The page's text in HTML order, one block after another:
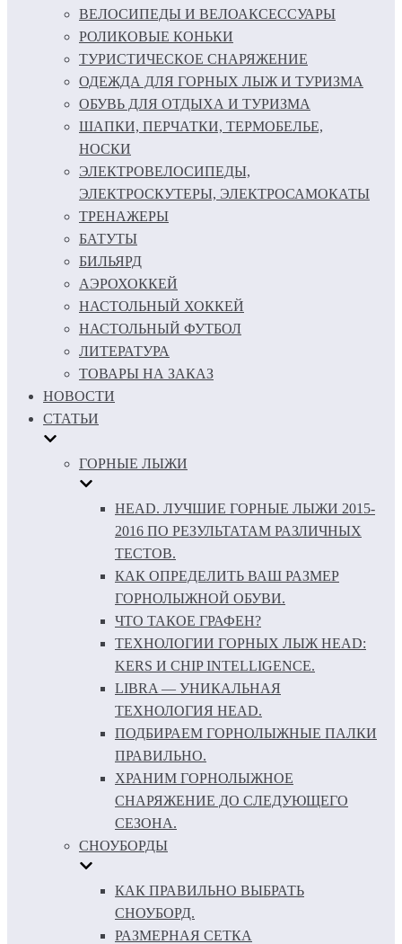
ВЕЛОСИПЕДЫ И ВЕЛОАКСЕССУАРЫ
РОЛИКОВЫЕ КОНЬКИ
ТУРИСТИЧЕСКОЕ СНАРЯЖЕНИЕ
ОДЕЖДА ДЛЯ ГОРНЫХ ЛЫЖ И ТУРИЗМА
ОБУВЬ ДЛЯ ОТДЫХА И ТУРИЗМА
ШАПКИ, ПЕРЧАТКИ, ТЕРМОБЕЛЬЕ,
НОСКИ
ЭЛЕКТРОВЕЛОСИПЕДЫ,
ЭЛЕКТРОСКУТЕРЫ, ЭЛЕКТРОСАМОКАТЫ
ТРЕНАЖЕРЫ
БАТУТЫ
БИЛЬЯРД
АЭРОХОККЕЙ
НАСТОЛЬНЫЙ ХОККЕЙ
НАСТОЛЬНЫЙ ФУТБОЛ
ЛИТЕРАТУРА
ТОВАРЫ НА ЗАКАЗ
НОВОСТИ
СТАТЬИ
ГОРНЫЕ ЛЫЖИ
HEAD. ЛУЧШИЕ ГОРНЫЕ ЛЫЖИ 2015-
2016 ПО РЕЗУЛЬТАТАМ РАЗЛИЧНЫХ
ТЕСТОВ.
КАК ОПРЕДЕЛИТЬ ВАШ РАЗМЕР
ГОРНОЛЫЖНОЙ ОБУВИ.
ЧТО ТАКОЕ ГРАФЕН?
ТЕХНОЛОГИИ ГОРНЫХ ЛЫЖ HEAD:
KERS И CHIP INTELLIGENCE.
LIBRA — УНИКАЛЬНАЯ
ТЕХНОЛОГИЯ HEAD.
ПОДБИРАЕМ ГОРНОЛЫЖНЫЕ ПАЛКИ
ПРАВИЛЬНО.
ХРАНИМ ГОРНОЛЫЖНОЕ
СНАРЯЖЕНИЕ ДО СЛЕДУЮЩЕГО
СЕЗОНА.
СНОУБОРДЫ
КАК ПРАВИЛЬНО ВЫБРАТЬ
СНОУБОРД.
РАЗМЕРНАЯ СЕТКА